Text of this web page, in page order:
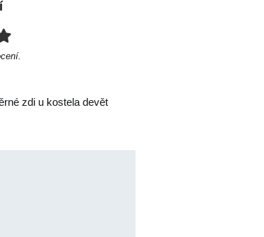
zdi u kostela devět